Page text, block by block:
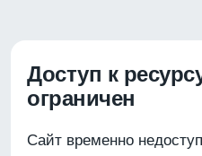
Доступ к
ограничен
Сайт временно